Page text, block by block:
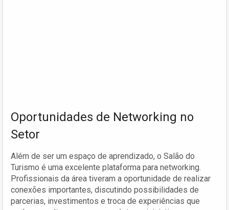
Oportunidades de Networking no
Setor
Além de ser um espaço de aprendizado, o Salão do
Turismo é uma excelente plataforma para networking.
Profissionais da área tiveram a oportunidade de realizar
conexões importantes, discutindo possibilidades de
parcerias, investimentos e troca de experiências que